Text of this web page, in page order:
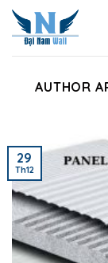
Skip
content
AUTHOR
29
Th12